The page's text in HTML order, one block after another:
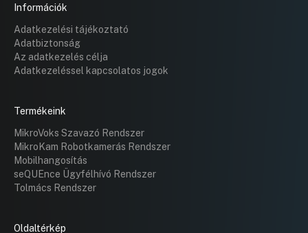
Információk
Adatkezelési tájékoztató
Adatbiztonság
Az adatkezelés célja
Adatkezeléssel kapcsolatos jogok
Termékeink
MikroVoks Szavazó Rendszer
MikroKam Robotkamerás Rendszer
Mobilhangosítás
seQUEnce Ügyfélhívó Rendszer
Tolmács Rendszer
Oldaltérkép